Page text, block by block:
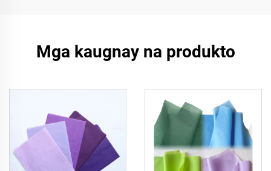
Mga kaugnay na produkto